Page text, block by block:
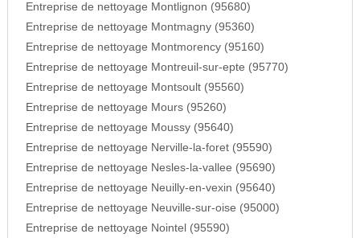
Entreprise de nettoyage Montlignon (95680)
Entreprise de nettoyage Montmagny (95360)
Entreprise de nettoyage Montmorency (95160)
Entreprise de nettoyage Montreuil-sur-epte (95770)
Entreprise de nettoyage Montsoult (95560)
Entreprise de nettoyage Mours (95260)
Entreprise de nettoyage Moussy (95640)
Entreprise de nettoyage Nerville-la-foret (95590)
Entreprise de nettoyage Nesles-la-vallee (95690)
Entreprise de nettoyage Neuilly-en-vexin (95640)
Entreprise de nettoyage Neuville-sur-oise (95000)
Entreprise de nettoyage Nointel (95590)